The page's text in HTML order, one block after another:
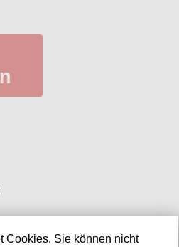
Cookies. Sie können nicht